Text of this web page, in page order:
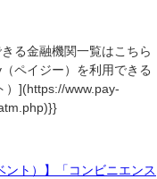
る金融機関一覧はこちら
ペイジー）を利用できる
）](https://www.pay-
ント）】「コンビニエンス